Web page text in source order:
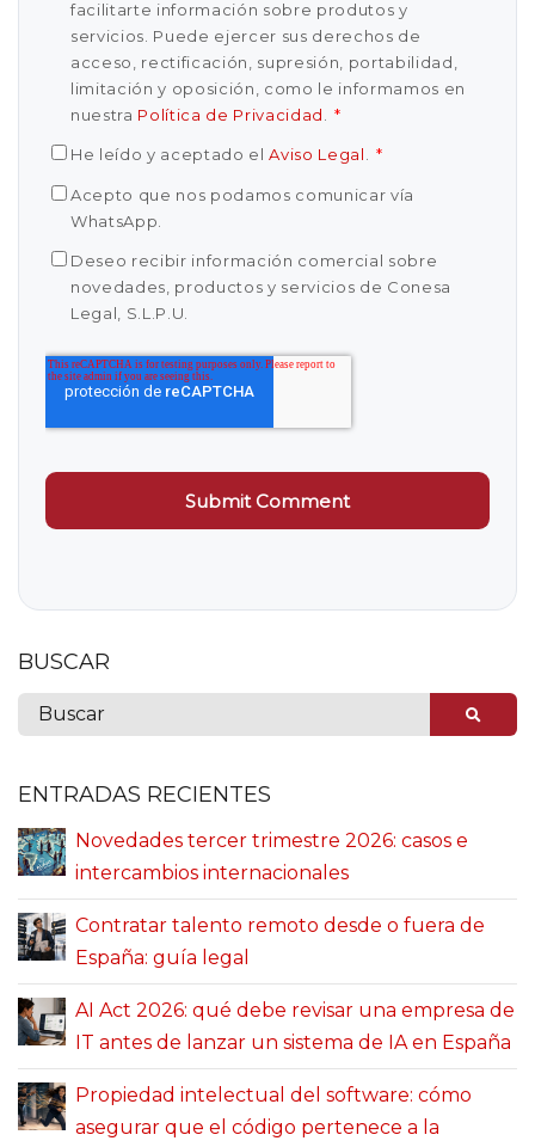
facilitarte información sobre produtos y
servicios. Puede ejercer sus derechos de
acceso, rectificación, supresión, portabilidad,
limitación y oposición, como le informamos en
nuestra Política de Privacidad *
He leído y aceptado elAviso Legal *
Acepto que nos podamos comunicar vía
WhatsApp.
Deseo recibir información comercial sobre
novedades, productos y servicios de Conesa
Legal, S.L.P.U.
BUSCAR
ENTRADAS RECIENTES
Novedades tercer trimestre 2026: casos e
intercambios internacionales
Contratar talento remoto desde o fuera de
España: guía legal
AI Act 2026: qué debe revisar una empresa de
IT antes de lanzar un sistema de IA en España
Propiedad intelectual del software: cómo
asegurar que el código pertenece a la